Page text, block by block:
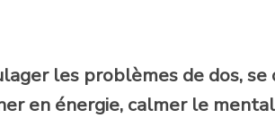
les problèmes de dos,
en énergie, calmer le